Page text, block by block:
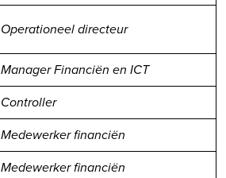
Operationeel directeur
Manager Financiën en ICT
Controller
Medewerker financiën
Medewerker financiën